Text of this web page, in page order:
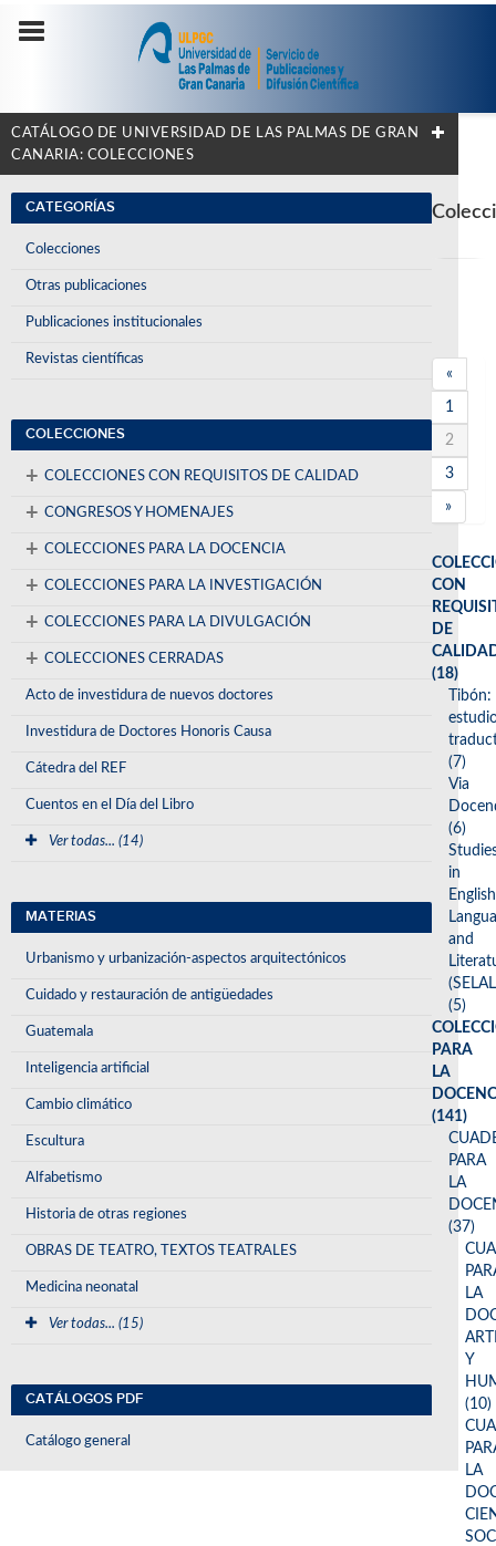
CATÁLOGO DE UNIVERSIDAD DE LAS PALMAS DE GRAN
CANARIA: COLECCIONES
CATEGORÍAS
Colecciones
Otras publicaciones
Publicaciones institucionales
Revistas científicas
COLECCIONES
+ COLECCIONES CON REQUISITOS DE CALIDAD
+ CONGRESOS Y HOMENAJES
+ COLECCIONES PARA LA DOCENCIA
+ COLECCIONES PARA LA INVESTIGACIÓN
+ COLECCIONES PARA LA DIVULGACIÓN
+ COLECCIONES CERRADAS
Acto de investidura de nuevos doctores
Investidura de Doctores Honoris Causa
Cátedra del REF
Cuentos en el Día del Libro
Ver todas... (14)
MATERIAS
Urbanismo y urbanización-aspectos arquitectónicos
Cuidado y restauración de antigüedades
Guatemala
Inteligencia artificial
Cambio climático
Escultura
Alfabetismo
Historia de otras regiones
OBRAS DE TEATRO, TEXTOS TEATRALES
Medicina neonatal
Ver todas... (15)
CATÁLOGOS PDF
Catálogo general
CON
DE
(18)
Tibón:
(7)
Via
(6)
in
English
and
(5)
PARA
LA
(141)
PARA
LA
(37)
LA
Y
(10)
LA
«
1
2
3
»